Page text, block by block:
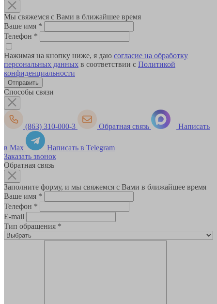
Мы свяжемся с Вами в ближайшее время
Ваше имя *
Телефон *
Нажимая на кнопку ниже, я даю согласие на обработку
персональных данных в соответствии с Политикой
конфиденциальности
Способы связи
(863) 310-000-3 Обратная связь Написать
в Max
Написать в Telegram
Заказать звонок
Обратная связь
Заполните форму, и мы свяжемся с Вами в ближайшее время
Ваше имя *
Телефон *
E-mail
Тип обращения *